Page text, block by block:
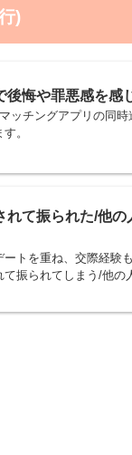
)
後悔や罪悪感を感
ッチングアプリの同
。
て振られた/他
トを重ね、交際経験
振られてしまう/他の